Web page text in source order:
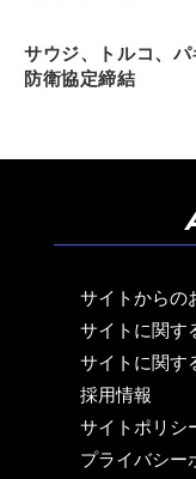
サウジ、トルコ、
防衛協定締結
サイトからの
サイトに関す
サイトに関す
採用情報
サイトポリシ
プライバシー